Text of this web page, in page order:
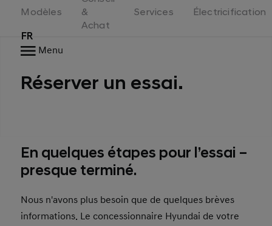
Switzerland
Modèles
&
Achat
Services Électricification
FR
Menu
Réserver un essai.
En quelques étapes pour l’essai –
presque terminé.
Nous n'avons plus besoin que de quelques brèves
informations. Le concessionnaire Hyundai de votre